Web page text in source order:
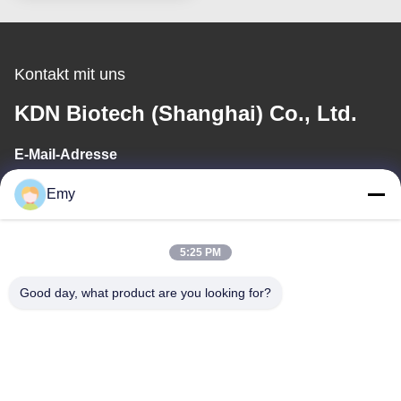
gewährleisten 6 bis 12
Zellstoff
Kontakt mit uns
KDN Biotech (Shanghai) Co., Ltd.
E-Mail-Adresse
panxy@vlandgroup.com
Unsere Adresse
Emy
5:25 PM
Good day, what product are you looking for?